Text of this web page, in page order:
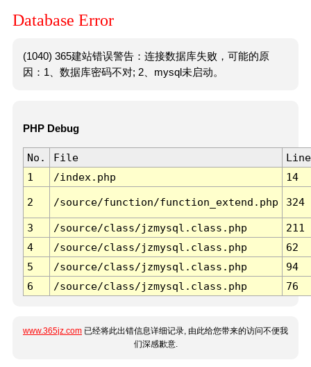
Database Error
(1040) 365建站错误警告：连接数据库失败，可能的原
因：1、数据库密码不对; 2、mysql未启动。
PHP Debug
No. File
Line
1
/index.php 14
2 /source/function/function_extend.php 324
3 /source/class/jzmysql.class.php
211
4
/source/class/jzmysql.class.php
62
5
/source/class/jzmysql.class.php
94
6
/source/class/jzmysql.class.php 76
www.365jz.com 已经将此出错信息详细记录, 由此给您带来的访问不便我
们深感歉意.